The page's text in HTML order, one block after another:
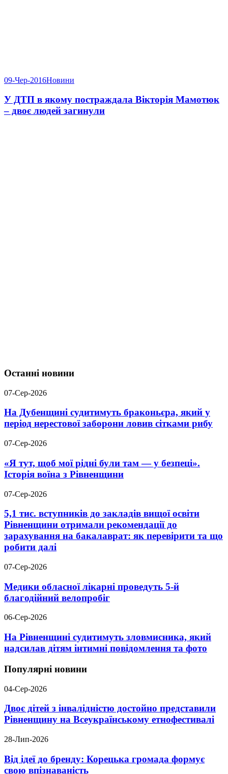
09-Чер-2016Новини
У ДТП в якому постраждала Вікторія Мамотюк
– двоє людей загинули
Останні новини
07-Сер-2026
На Дубенщині судитимуть браконьєра, який у
період нерестової заборони ловив сітками рибу
07-Сер-2026
«Я тут, щоб мої рідні були там — у безпеці».
Історія воїна з Рівненщини
07-Сер-2026
5,1 тис. вступників до закладів вищої освіти
Рівненщини отримали рекомендації до
зарахування на бакалаврат: як перевірити та що
робити далі
07-Сер-2026
Медики обласної лікарні проведуть 5-й
благодійний велопробіг
06-Сер-2026
На Рівненщині судитимуть зловмисника, який
надсилав дітям інтимні повідомлення та фото
Популярні новини
04-Сер-2026
Двоє дітей з інвалідністю достойно представили
Рівненщину на Всеукраїнському етнофестивалі
28-Лип-2026
Від ідеї до бренду: Корецька громада формує
свою впізнаваність